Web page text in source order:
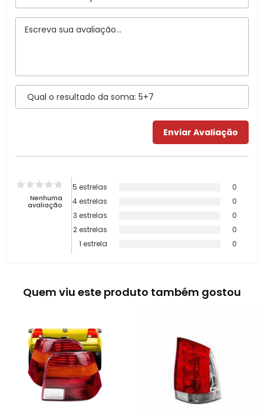
Nenhuma
avaliação
5 estrelas
0
4 estrelas
0
3 estrelas
0
2 estrelas
0
1 estrela
0
Quem viu este produto também gostou